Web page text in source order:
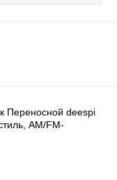
Переносной deespi
AM/FM-